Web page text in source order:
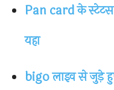
Pan card के
यहा
bigo लाइव से जुड़े